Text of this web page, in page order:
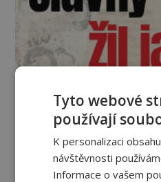
Vesmír a technologie
Tyto webové
používají
K personalizaci
návštěvnosti
Informace o vašem